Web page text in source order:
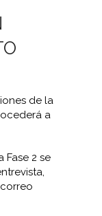
de la
a
Fase 2 se